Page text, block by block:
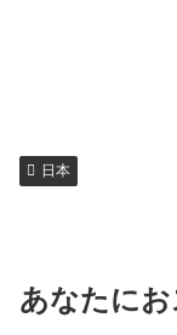
日本
あなたに